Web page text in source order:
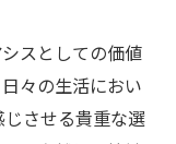
スとしての価値
々の生活におい
させる貴重な選